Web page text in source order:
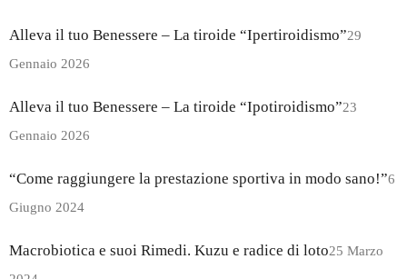
Alleva il tuo Benessere – La tiroide “Ipertiroidismo”29
Gennaio 2026
Alleva il tuo Benessere – La tiroide “Ipotiroidismo”23
Gennaio 2026
“Come raggiungere la prestazione sportiva in modo sano!”6
Giugno 2024
Macrobiotica e suoi Rimedi. Kuzu e radice di loto25 Marzo